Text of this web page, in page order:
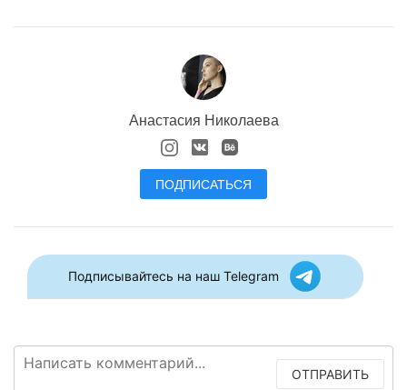
Анастасия Николаева
ПОДПИСАТЬСЯ
Подписывайтесь на наш Telegram
ОТПРАВИТЬ